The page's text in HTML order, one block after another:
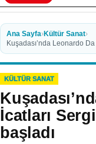
Ana Sayfa›Kültür Sanat›
Kuşadası’nda Leonardo
KÜLTÜR SANAT
İcatları
başladı